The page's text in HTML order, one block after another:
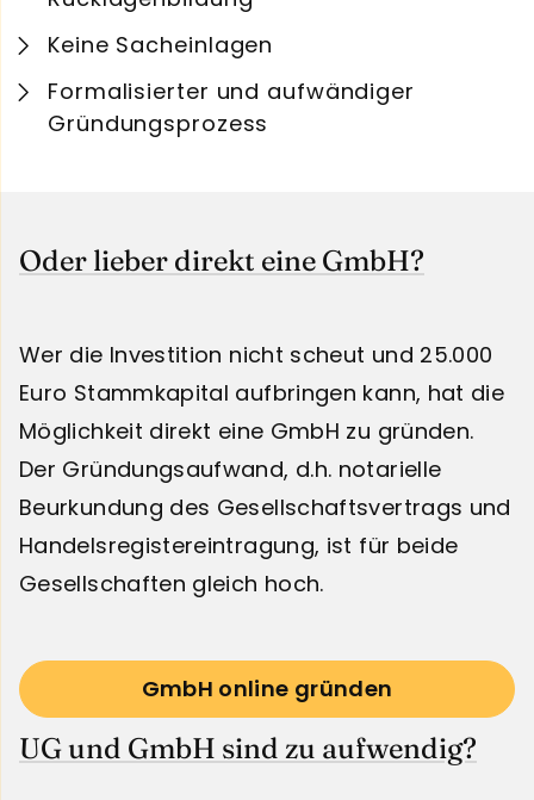
Keine Sacheinlagen
Formalisierter und aufwändiger
Gründungsprozess
Oder lieber direkt eine GmbH?
Wer die Investition nicht scheut und 25.000
Euro Stammkapital aufbringen kann, hat die
Möglichkeit direkt eine GmbH zu gründen.
Der Gründungsaufwand, d.h. notarielle
Beurkundung des Gesellschaftsvertrags und
Handelsregistereintragung, ist für beide
Gesellschaften gleich hoch.
GmbH online gründen
UG und GmbH sind zu aufwendig?